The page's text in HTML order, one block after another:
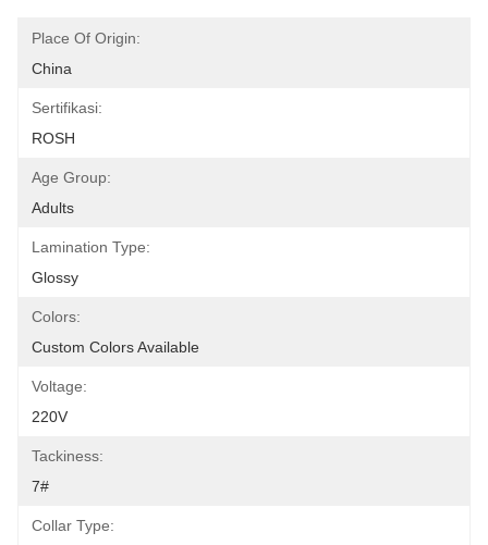
Place Of Origin:
China
Sertifikasi:
ROSH
Age Group:
Adults
Lamination Type:
Glossy
Colors:
Custom Colors Available
Voltage:
220V
Tackiness:
7#
Collar Type: